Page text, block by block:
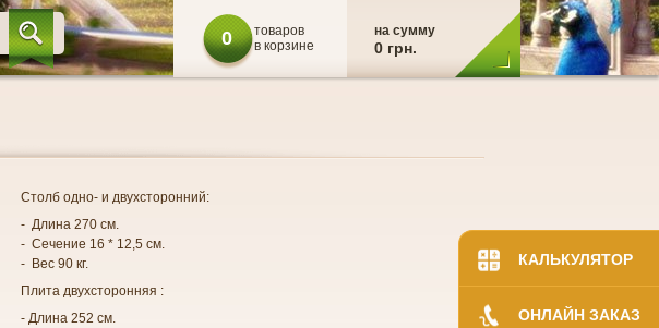
КАЛЬКУЛЯТОР
ОНЛАЙН ЗАКАЗ
0
товаров
в корзине
на сумму
0 грн.
Столб одно- и двухсторонний:
- Длина 270 см.
- Сечение 16 * 12,5 см.
- Вес 90 кг.
Плита двухсторонняя :
- Длина 252 см.